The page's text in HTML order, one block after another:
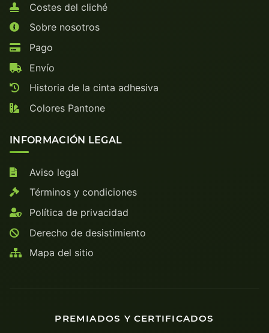
Costes del cliché
Sobre nosotros
Pago
Envío
Historia de la cinta adhesiva
Colores Pantone
INFORMACIÓN LEGAL
Aviso legal
Términos y condiciones
Política de privacidad
Derecho de desistimiento
Mapa del sitio
PREMIADOS Y CERTIFICADOS